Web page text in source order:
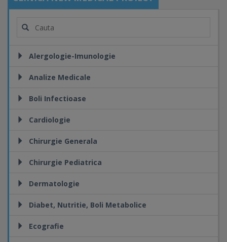
Alergologie-Imunologie
Analize Medicale
Boli Infectioase
Cardiologie
Chirurgie Generala
Chirurgie Pediatrica
Dermatologie
Diabet, Nutritie, Boli Metabolice
Ecografie